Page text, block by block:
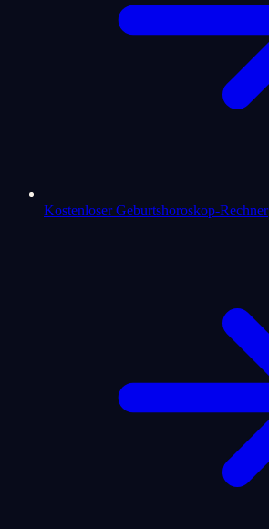
Kostenloser Geburtshoroskop-Rechner